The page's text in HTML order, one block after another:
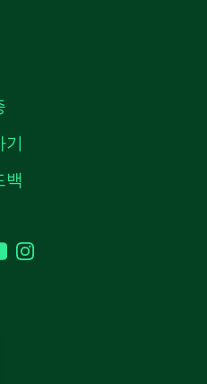
기
백
YouTubeInstagram